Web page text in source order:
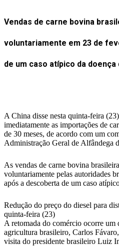
Vendas de carne bovina
voluntariamente em 23 de
de um caso atípico da doença
A China disse nesta quinta-feira
imediatamente as importações de
de 30 meses, de acordo com um
Administração Geral de Alfândega
As vendas de carne bovina
voluntariamente pelas autoridades
após a descoberta de um caso
Redução do preço do diesel para
quinta-feira (23)
A retomada do comércio ocorre um
agricultura brasileiro, Carlos
visita do presidente brasileiro Luiz